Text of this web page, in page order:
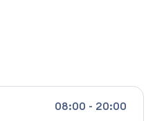
08:00 - 20:00